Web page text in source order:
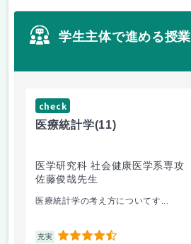
学生主体で進める授業
check
医療統計学(11)
医学研究科 社会健康医学系専攻
佐藤俊哉先生
医療統計学の考え方についてす...
充実 4.5